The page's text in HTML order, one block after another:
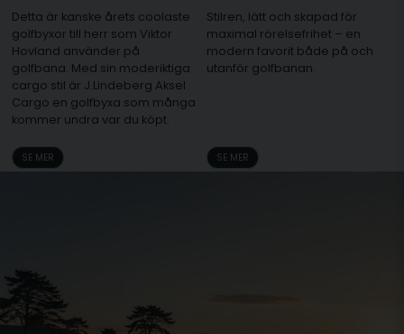
Detta är kanske årets coolaste
golfbyxor till herr som Viktor
Hovland använder på
golfbana. Med sin moderiktiga
cargo stil är J.Lindeberg Aksel
Cargo en golfbyxa som många
kommer undra var du köpt.
SE MER
Stilren, lätt och skapad för
maximal rörelsefrihet – en
modern favorit både på och
utanför golfbanan.
SE MER